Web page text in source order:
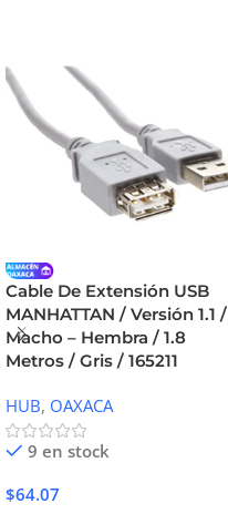
Cable De Extensión USB
MANHATTAN / Versión 1.1 /
Macho – Hembra / 1.8
Metros / Gris / 165211
HUB, OAXACA
9 en stock
$64.07